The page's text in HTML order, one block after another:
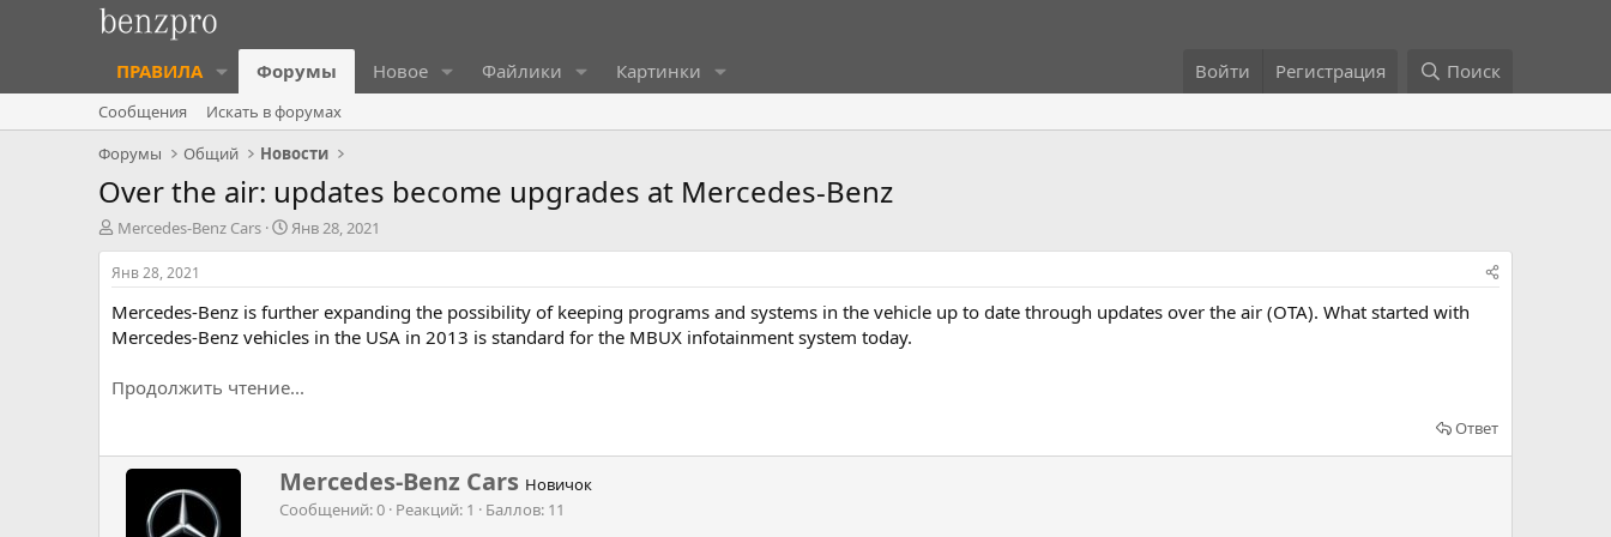
ПРАВИЛА Форумы Новое Файлики Картинки Войти Регистрация Поиск
Сообщения
Искать в форумах
Форумы
Общий Новости
Over the air: updates become upgrades at Mercedes-Benz
А
в
т
о
р
т
м
ы
Mercedes-Benz Cars
Д
а
а
н
а
л
Янв 28, 2021
Янв 28, 2021
Mercedes-Benz is further expanding the possibility of keeping programs and systems in the vehicle up to date through updates over the air (OTA). What started with
Mercedes-Benz vehicles in the USA in 2013 is standard for the MBUX infotainment system today.
Продолжить чтение...
Ответ
Н
а
п
Mercedes-Benz Cars Новичок
Сообщений 0 Реакций 1 Баллов 11